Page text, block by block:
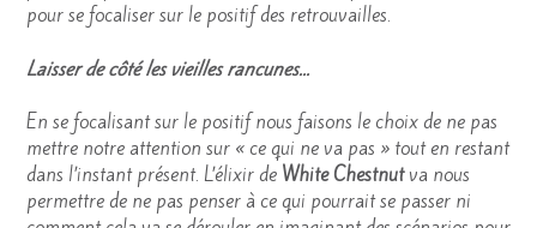
pour se focaliser sur le positif des retrouvailles.
Laisser de côté les vieilles rancunes…
En se focalisant sur le positif nous faisons le choix de ne pas
mettre notre attention sur « ce qui ne va pas » tout en restant
dans l’instant présent. L’élixir de White Chestnutva nous
permettre de ne pas penser à ce qui pourrait se passer ni